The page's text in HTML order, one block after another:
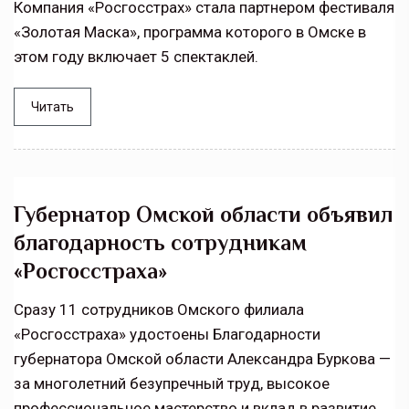
Компания «Росгосстрах» стала партнером фестиваля
«Золотая Маска», программа которого в Омске в
этом году включает 5 спектаклей.
Читать
Губернатор Омской области объявил
благодарность сотрудникам
«Росгосстраха»
Сразу 11 сотрудников Омского филиала
«Росгосстраха» удостоены Благодарности
губернатора Омской области Александра Буркова —
за многолетний безупречный труд, высокое